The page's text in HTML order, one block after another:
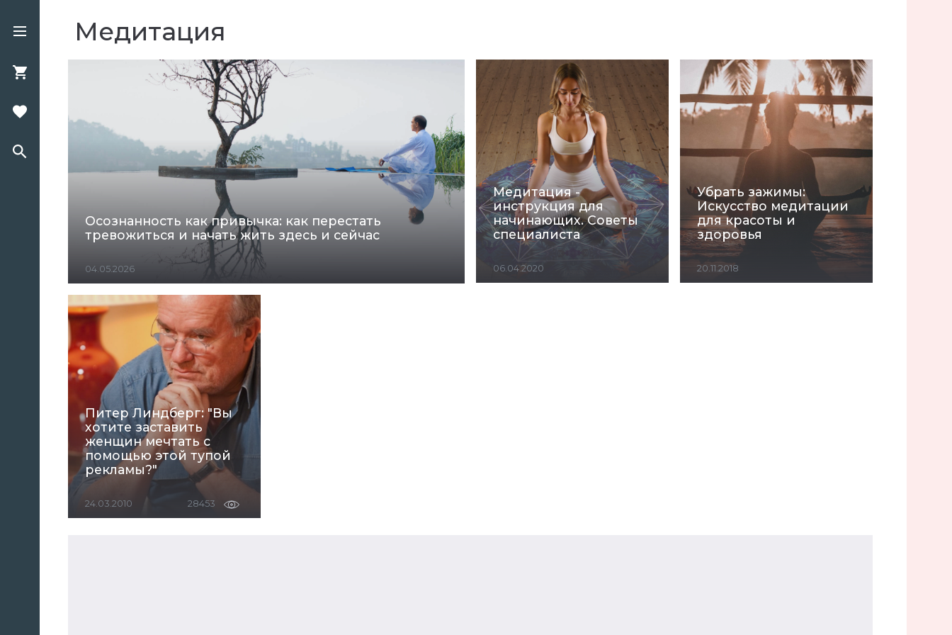
Медитация
Осознанность как привычка: как перестать
тревожиться и начать жить здесь и сейчас
04.05.2026
Медитация -
инструкция для
начинающих. Советы
специалиста
06.04.2020
Убрать зажимы:
Искусство медитации
для красоты и
здоровья
20.11.2018
Питер Линдберг: "Вы
хотите заставить
женщин мечтать с
помощью этой тупой
рекламы?"
24.03.2010 28453